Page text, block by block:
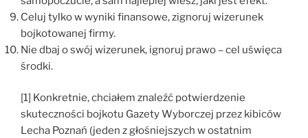
Celuj tylko w wyniki finansowe, zignoruj wizerunek
bojkotowanej firmy.
Nie dbaj o swój wizerunek, ignoruj prawo – cel uświęca
środki.
[1] Konkretnie, chciałem znaleźć potwierdzenie
skuteczności bojkotu Gazety Wyborczej przez kibiców
Lecha Poznań (jeden z głośniejszych w ostatnim